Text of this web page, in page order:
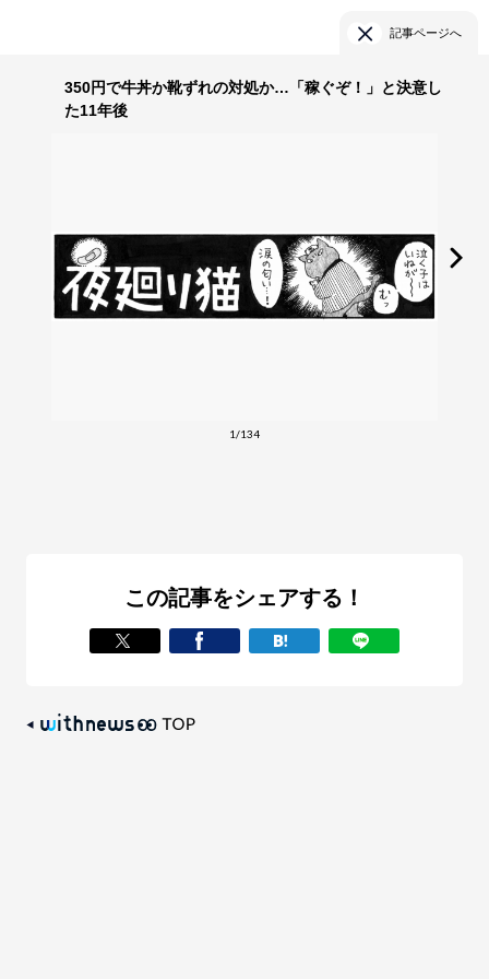
記事ページへ
350円で牛丼か靴ずれの対処か…「稼ぐぞ！」と決意し
た11年後
1/134
この記事をシェアする！